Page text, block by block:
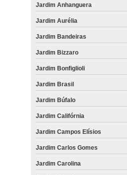
Jardim Anhanguera
Jardim Aurélia
Jardim Bandeiras
Jardim Bizzaro
Jardim Bonfiglioli
Jardim Brasil
Jardim Búfalo
Jardim Califórnia
Jardim Campos Elísios
Jardim Carlos Gomes
Jardim Carolina